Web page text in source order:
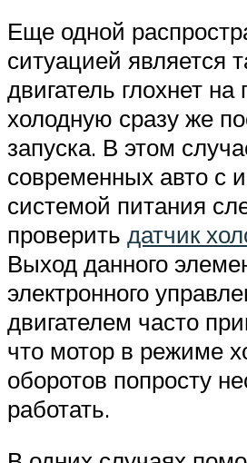
Еще одной
ситуацией является
двигатель глохнет
холодную сразу же
запуска. В этом
современных авто с
системой питания
проверить датчик
Выход данного
электронного
двигателем часто
что мотор в режиме
оборотов попросту
работать.